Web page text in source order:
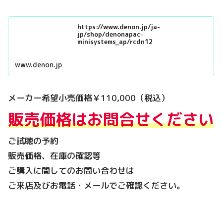
https://www.denon.jp/ja-
jp/shop/denonapac-
minisystems_ap/rcdn12
www.denon.jp
メーカー希望小売価格￥110,000（税込）
販売価格はお問合せください
ご試聴の予約
販売価格、在庫の確認等
ご購入に関してのお問い合わせは
ご来店及びお電話・メールでご確認ください。